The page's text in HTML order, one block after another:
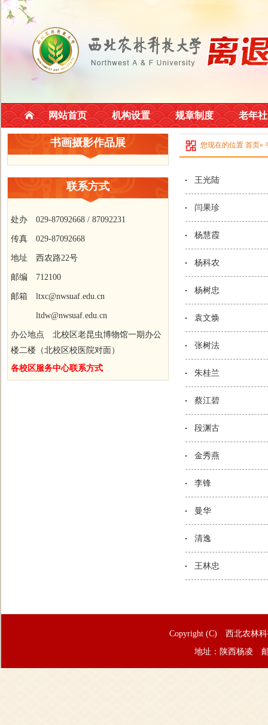
网站首页 机构设置 规章制度 老年
书画摄影作品展
联系方式
处办 029-87092668 / 87092231
传真 029-87092668
地址 西农路22号
邮编 712100
邮箱 ltxc@nwsuaf.edu.cn
ltdw@nwsuaf.edu.cn
办公地点 北校区老昆虫博物馆一期办公
楼二楼（北校区校医院对面）
各校区服务中心联系方式
您现在的位置 首页»
王光陆
闫果珍
杨慧霞
杨科农
杨树忠
袁文焕
张树法
朱桂兰
蔡江碧
段渊古
金秀燕
李锋
曼华
清逸
王林忠
Copyright (C) 西北农林
地址：陕西杨凌